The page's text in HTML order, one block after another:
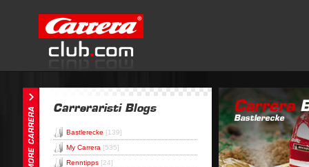
Bastlerecke [139]
My Carrera [535]
Renntipps [24]